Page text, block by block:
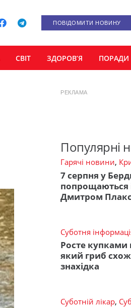
ПОВІДОМИТИ НОВИНУ
СВІТ ЗДОРОВ’Я ПОРАДИ
РЕКЛАМА
Популярні
Гарячі новини,
7 серпня у
попрощаються
Дмитром
Суботня
Росте купками
який гриб
знахідка
Суботній лікар,